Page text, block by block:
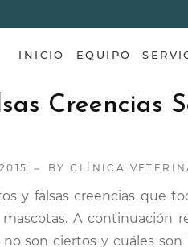
INICIO EQUIPO
Creencias
BYCLÍNICA
y falsas creencias que
A continuación
son ciertos y cuáles son